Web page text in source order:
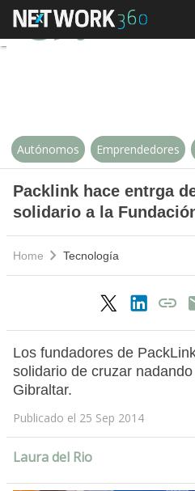
Autónomos Emprendedores
Packlink hace entrga
solidario a la
Home Tecnología
Los fundadores de
solidario de cruzar
Gibraltar.
Publicado el 25 Sep 2014
Laura del Rio